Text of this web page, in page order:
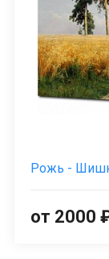
Рожь -
от 2000